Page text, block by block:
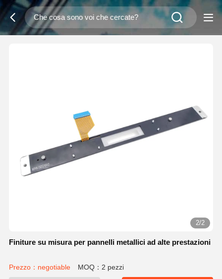
2/2
Finiture su misura per pannelli metallici ad alte prestazioni
Prezzo：negotiable MOQ：2 pezzi